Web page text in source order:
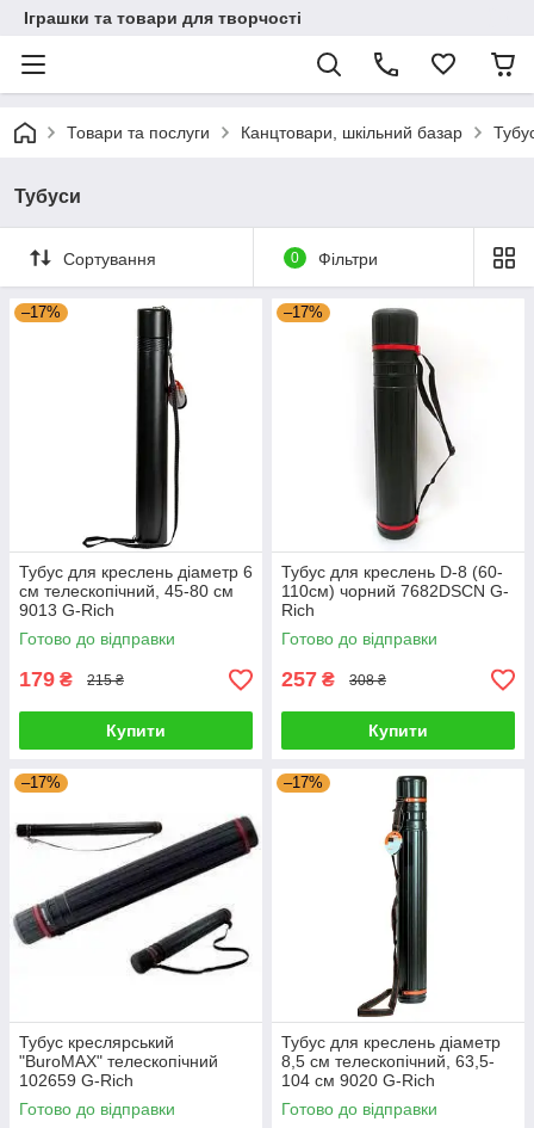
Іграшки та товари для творчості
Товари та послуги Канцтовари, шкільний базар
Тубуси
Сортування 0 Фільтри
–17%
Тубус для креслень діаметр 6
см телескопічний, 45-80 см
9013 G-Rich
Готово до відправки
179 ₴ 215 ₴
Купити
–17%
Тубус для креслень D-8 (60-
110см) чорний 7682DSCN G-
Rich
Готово до відправки
257 ₴ 308 ₴
Купити
–17%
Тубус креслярський
"BuroMAX" телескопічний
102659 G-Rich
Готово до відправки
–17%
Тубус для креслень діаметр
8,5 см телескопічний, 63,5-
104 см 9020 G-Rich
Готово до відправки